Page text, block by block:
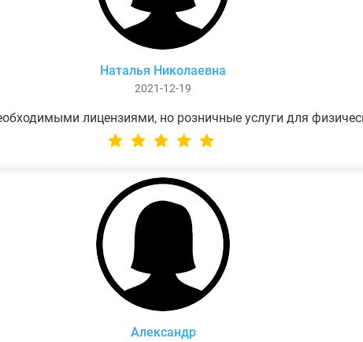
Наталья Николаевна
2021-12-19
лицензиями, но розничные услуги для
Александр